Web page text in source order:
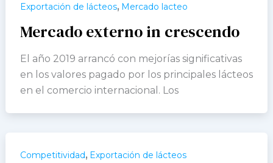
Exportación de lácteos, Mercado lacteo
Mercado externo in crescendo
El año 2019 arrancó con mejorías significativas
en los valores pagado por los principales lácteos
en el comercio internacional. Los
Competitividad, Exportación de lácteos